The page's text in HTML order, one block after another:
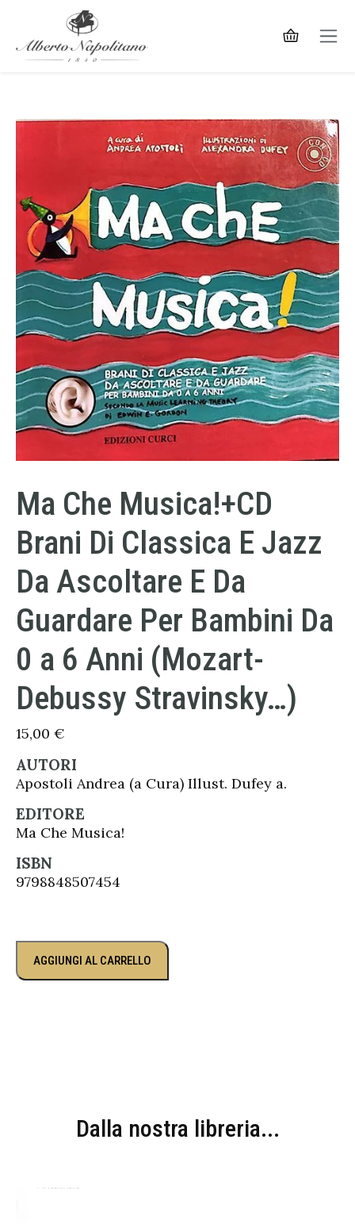
Ma Che Musica!+CD
Brani Di Classica E Jazz
Da Ascoltare E Da
Guardare Per Bambini Da
0 a 6 Anni (Mozart-
Debussy Stravinsky…)
15,00 €
AUTORI
Apostoli Andrea (a Cura) Illust. Dufey a.
EDITORE
Ma Che Musica!
ISBN
9798848507454
AGGIUNGI AL CARRELLO
Dalla nostra libreria...